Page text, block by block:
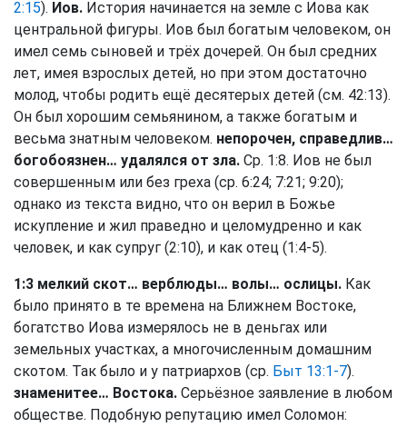
2:15). Иов. История начинается на земле с Иова как
центральной фигуры. Иов был богатым человеком, он
имел семь сыновей и трёх дочерей. Он был средних
лет, имея взрослых детей, но при этом достаточно
молод, чтобы родить ещё десятерых детей (см. 42:13).
Он был хорошим семьянином, а также богатым и
весьма знатным человеком. непорочен, справедлив…
богобоязнен… удалялся от зла. Ср. 1:8. Иов не был
совершенным или без греха (ср. 6:24; 7:21; 9:20);
однако из текста видно, что он верил в Божье
искупление и жил праведно и целомудренно и как
человек, и как супруг (2:10), и как отец (1:4-5).
1:3 мелкий скот… верблюды… волы… ослицы. Как
было принято в те времена на Ближнем Востоке,
богатство Иова измерялось не в деньгах или
земельных участках, а многочисленным домашним
скотом. Так было и у патриархов (ср. Быт 13:1-7).
знаменитее… Востока. Серьёзное заявление в любом
обществе. Подобную репутацию имел Соломон: